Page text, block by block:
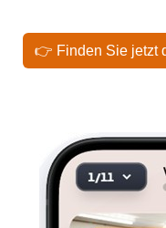
👉 Finden Sie jetzt